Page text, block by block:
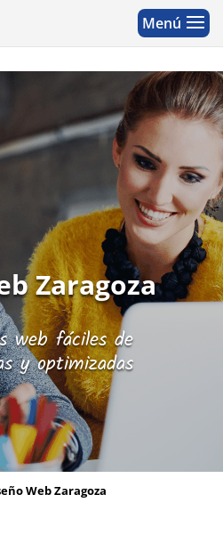
Zaragoza
web fáciles de
y optimizadas
Web Zaragoza